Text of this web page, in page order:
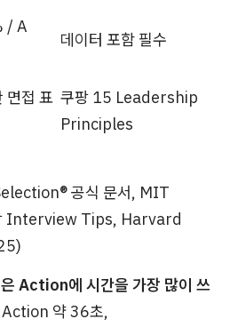
/ A
데이터 포함 필수
면접 표 쿠팡 15 Leadership
Principles
공식 문서, MIT
Interview Tips, Harvard
Action에 시간을 가장 많이 쓰
Action 약 36초,